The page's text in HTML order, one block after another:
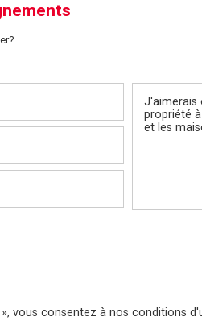
vous consentez à nos conditions